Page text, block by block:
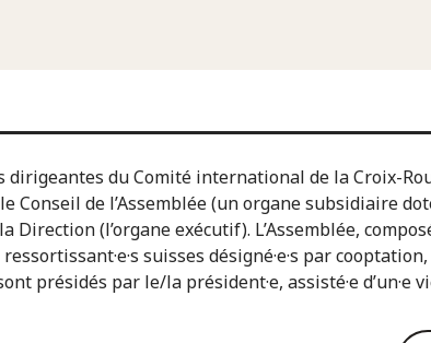
dirigeantes du Comité international de la Croix-
le Conseil de l’Assemblée (un organe subsidiaire
Direction (l’organe exécutif). L’Assemblée,
suisses désigné·e·s par
présidés par le/la président·e, assisté·e d’un·e